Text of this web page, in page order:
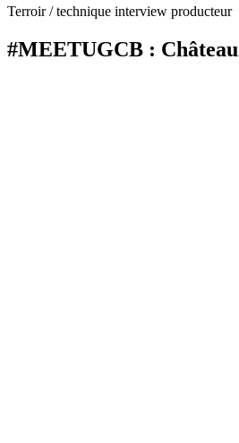
Terroir / technique interview producteur
#MEETUGCB :